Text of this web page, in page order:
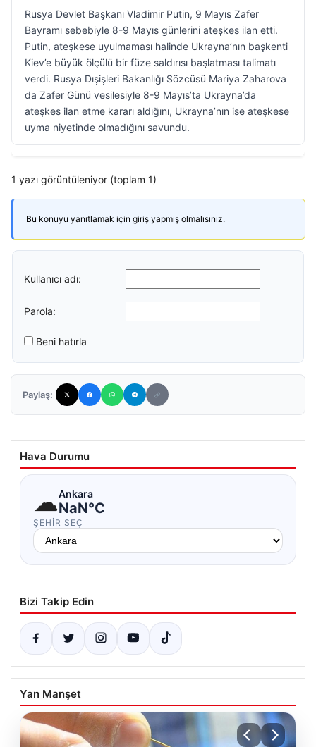
Rusya Devlet Başkanı Vladimir Putin, 9 Mayıs Zafer
Bayramı sebebiyle 8-9 Mayıs günlerini ateşkes ilan etti.
Putin, ateşkese uyulmaması halinde Ukrayna’nın başkenti
Kiev’e büyük ölçülü bir füze saldırısı başlatması talimatı
verdi. Rusya Dışişleri Bakanlığı Sözcüsü Mariya Zaharova
da Zafer Günü vesilesiyle 8-9 Mayıs’ta Ukrayna’da
ateşkes ilan etme kararı aldığını, Ukrayna’nın ise ateşkese
uyma niyetinde olmadığını savundu.
1 yazı görüntüleniyor (toplam 1)
Bu konuyu yanıtlamak için giriş yapmış olmalısınız.
Kullanıcı adı:
Parola:
Beni hatırla
Paylaş:
Hava Durumu
☁Ankara
NaN°C
ŞEHIR SEÇ
Bizi Takip Edin
Yan Manşet